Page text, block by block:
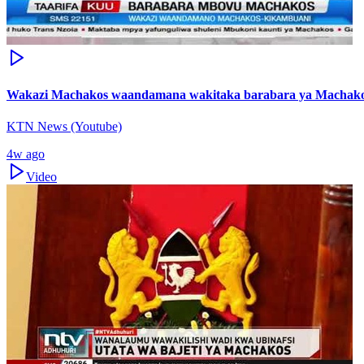
Wakazi Machakos waandamana wakitaka barabara ya
KTN News (Youtube)
4w ago
Video